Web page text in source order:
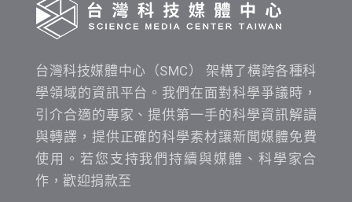
台灣科技媒體中心（SMC） 架構了橫跨各種科
學領域的資訊平台。我們在面對科學爭議時，
引介合適的專家、提供第一手的科學資訊解讀
與轉譯，提供正確的科學素材讓新聞媒體免費
使用。若您支持我們持續與媒體、科學家合
作，歡迎捐款至